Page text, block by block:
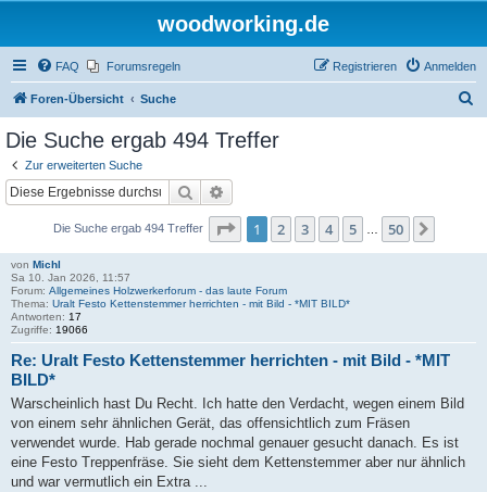
woodworking.de
FAQ Forumsregeln Anmelden
Registrieren
Foren-Übersicht Suche
Die Suche ergab 494 Treffer
Zur erweiterten Suche
Suche
Die Suche ergab 494 Treffer Seite 1von 50
1 2 3 4 5 50
von Michl
Sa 10. Jan 2026, 11:57
Forum: Allgemeines Holzwerkerforum - das laute Forum
Thema: Uralt Festo Kettenstemmer herrichten - mit Bild - *MIT BILD*
Antworten: 17
Zugriffe: 19066
Re: Uralt Festo Kettenstemmer herrichten - mit Bild - *MIT
BILD*
Warscheinlich hast Du Recht. Ich hatte den Verdacht, wegen einem Bild
von einem sehr ähnlichen Gerät, das offensichtlich zum Fräsen
verwendet wurde. Hab gerade nochmal genauer gesucht danach. Es ist
eine Festo Treppenfräse. Sie sieht dem Kettenstemmer aber nur ähnlich
und war vermutlich ein Extra ...